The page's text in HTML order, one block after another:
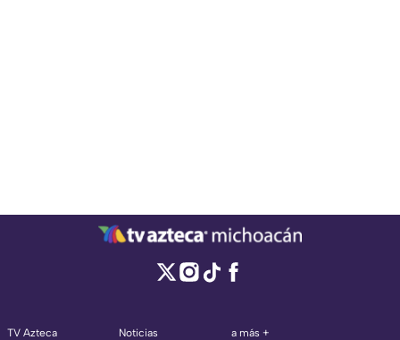
TV Azteca
Noticias
a más +